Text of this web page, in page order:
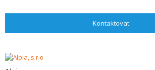
Kontaktovat